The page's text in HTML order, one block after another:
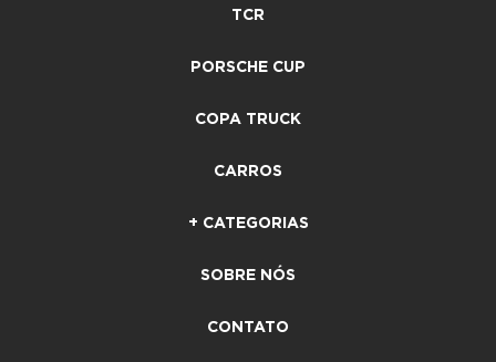
TCR
PORSCHE CUP
COPA TRUCK
CARROS
+ CATEGORIAS
SOBRE NÓS
CONTATO